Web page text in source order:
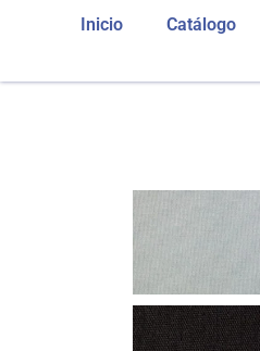
Inicio Catálogo